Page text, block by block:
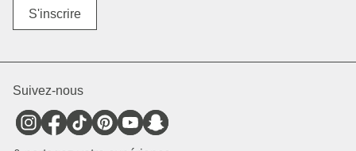
S'inscrire
Suivez-nous